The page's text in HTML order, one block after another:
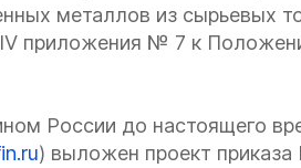
металлов из сырьевых
приложения № 7 к
России до настоящего
) выложен проект